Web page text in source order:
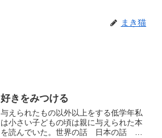
まき猫
好きをみつける
与えられたもの以外以上をする低学年私
は小さい子どもの頃は親に与えられた本
を読んでいた。世界の話 日本の話 グ